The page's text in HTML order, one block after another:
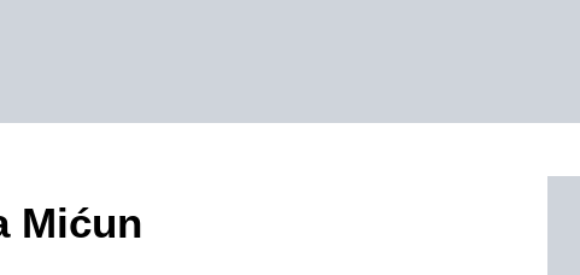
Mićun